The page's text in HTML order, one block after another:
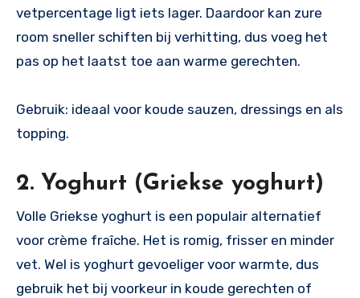
vetpercentage ligt iets lager. Daardoor kan zure
room sneller schiften bij verhitting, dus voeg het
pas op het laatst toe aan warme gerechten.
Gebruik: ideaal voor koude sauzen, dressings en als
topping.
2. Yoghurt (Griekse yoghurt)
Volle Griekse yoghurt is een populair alternatief
voor crème fraîche. Het is romig, frisser en minder
vet. Wel is yoghurt gevoeliger voor warmte, dus
gebruik het bij voorkeur in koude gerechten of